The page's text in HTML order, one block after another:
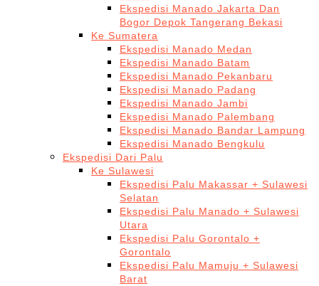
Ekspedisi Manado Jakarta Dan
Bogor Depok Tangerang Bekasi
Ke Sumatera
Ekspedisi Manado Medan
Ekspedisi Manado Batam
Ekspedisi Manado Pekanbaru
Ekspedisi Manado Padang
Ekspedisi Manado Jambi
Ekspedisi Manado Palembang
Ekspedisi Manado Bandar Lampung
Ekspedisi Manado Bengkulu
Ekspedisi Dari Palu
Ke Sulawesi
Ekspedisi Palu Makassar + Sulawesi
Selatan
Ekspedisi Palu Manado + Sulawesi
Utara
Ekspedisi Palu Gorontalo +
Gorontalo
Ekspedisi Palu Mamuju + Sulawesi
Barat